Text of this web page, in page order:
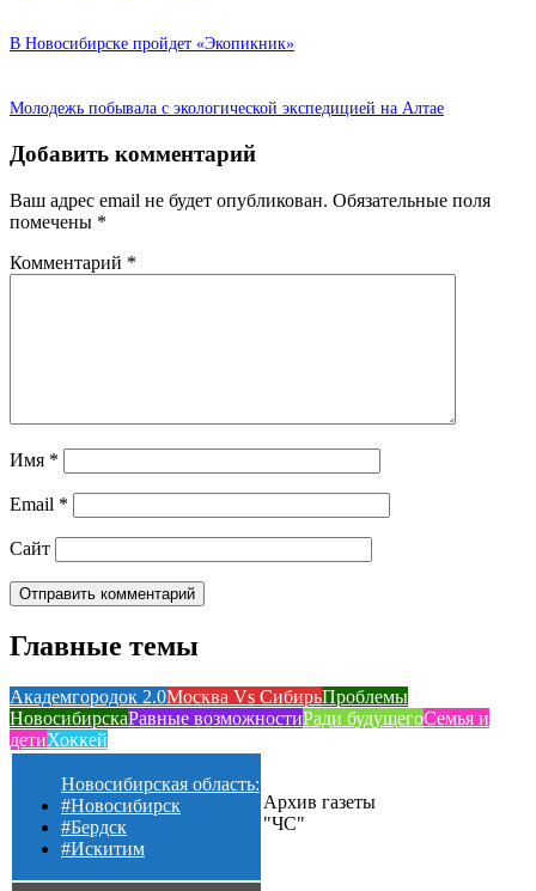
В Новосибирске пройдет «Экопикник»
Молодежь побывала с экологической экспедицией на Алтае
Добавить комментарий
Ваш адрес email не будет опубликован. Обязательные поля
помечены *
Комментарий *
Имя *
Email *
Сайт
Главные темы
Академгородок 2.0Москва Vs СибирьПроблемы
НовосибирскаРавные возможностиРади будущегоСемья и
детиХоккей
Новосибирская область:
#Новосибирск
#Бердск
#Искитим
Архив газеты
"ЧС"